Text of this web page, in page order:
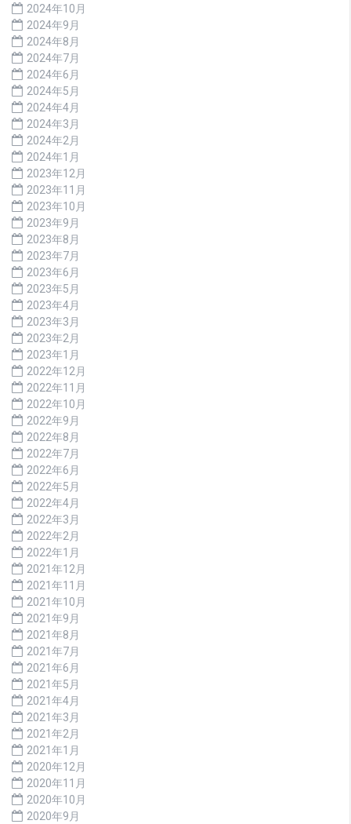
2024年10月
2024年9月
2024年8月
2024年7月
2024年6月
2024年5月
2024年4月
2024年3月
2024年2月
2024年1月
2023年12月
2023年11月
2023年10月
2023年9月
2023年8月
2023年7月
2023年6月
2023年5月
2023年4月
2023年3月
2023年2月
2023年1月
2022年12月
2022年11月
2022年10月
2022年9月
2022年8月
2022年7月
2022年6月
2022年5月
2022年4月
2022年3月
2022年2月
2022年1月
2021年12月
2021年11月
2021年10月
2021年9月
2021年8月
2021年7月
2021年6月
2021年5月
2021年4月
2021年3月
2021年2月
2021年1月
2020年12月
2020年11月
2020年10月
2020年9月